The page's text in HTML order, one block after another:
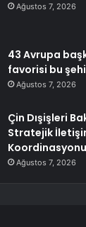
Ağustos 7, 2026
43 Avrupa
favorisi bu
Ağustos 7, 2026
Çin Dışişleri
Stratejik
Ağustos 7, 2026